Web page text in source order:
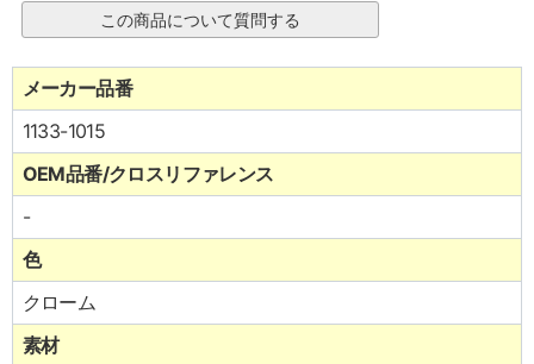
メーカー品番
1133-1015
OEM品番/クロスリファレンス
-
色
クローム
素材